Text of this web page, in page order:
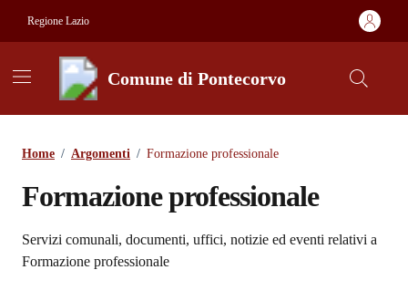
Regione Lazio
Comune di Pontecorvo
Home / Argomenti / Formazione professionale
Formazione professionale
Dettagli dell'argomento
Servizi comunali, documenti, uffici, notizie ed eventi relativi a
Formazione professionale